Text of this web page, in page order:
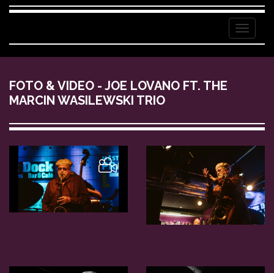
Menu
FOTO & VIDEO - JOE LOVANO FT. THE
MARCIN WASILEWSKI TRIO